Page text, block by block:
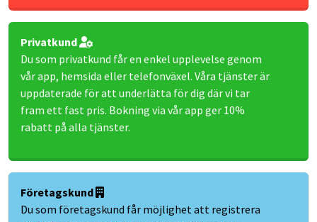
Privatkund
Du som privatkund får en enkel upplevelse genom
vår app, hemsida eller telefonväxel. Våra tjänster är
uppdaterade för att underlätta för dig där vi tar
fram ett fast pris. Bokning via vår app ger 10%
rabatt på alla tjänster.
Företagskund
Du som företagskund får möjlighet att registrera